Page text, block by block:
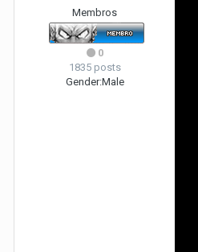
Membros
0
1835 posts
Gender:Male